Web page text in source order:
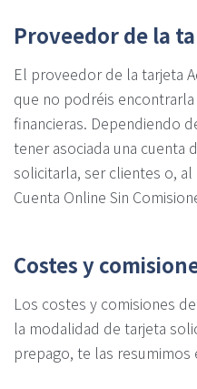
Proveedor de la
El proveedor de la tarjeta
que no podréis
financieras. Dependiendo
tener asociada una cuenta
solicitarla, ser clientes o,
Cuenta Online Sin
Costes y
Los costes y comisiones
la modalidad de tarjeta
prepago, te las resumimos